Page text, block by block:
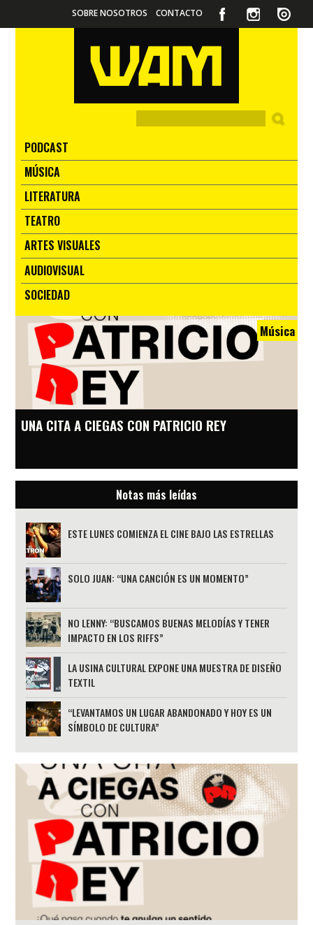
SOBRE NOSOTROS CONTACTO
PODCAST
MÚSICA
LITERATURA
TEATRO
ARTES VISUALES
AUDIOVISUAL
SOCIEDAD
Música
UNA CITA A CIEGAS CON PATRICIO REY
Notas más leídas
ESTE LUNES COMIENZA EL CINE BAJO LAS ESTRELLAS
SOLO JUAN: “UNA CANCIÓN ES UN MOMENTO”
NO LENNY: “BUSCAMOS BUENAS MELODÍAS Y TENER
IMPACTO EN LOS RIFFS”
LA USINA CULTURAL EXPONE UNA MUESTRA DE DISEÑO
TEXTIL
“LEVANTAMOS UN LUGAR ABANDONADO Y HOY ES UN
SÍMBOLO DE CULTURA”